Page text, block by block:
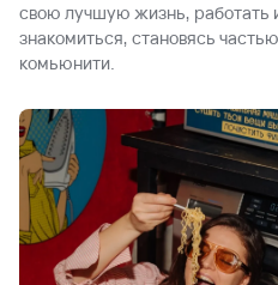
свою лучшую жизнь, работать
знакомиться, становясь
комьюнити.